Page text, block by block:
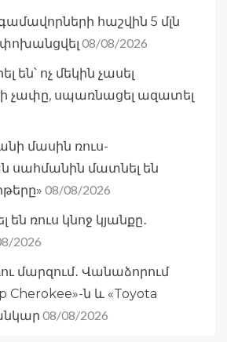
հաշվին 5 մլն
08/08/2026
են՝ ոչ մեկին չասել
չափը, սպառնացել ազատել
մասին ռուս-
սահմանին մատնել են
08/08/2026
ռուս կնոջ կյանքը․
2026
մարզում․ Վանաձորում
Cherokee»-ն և «Toyota
08/08/2026